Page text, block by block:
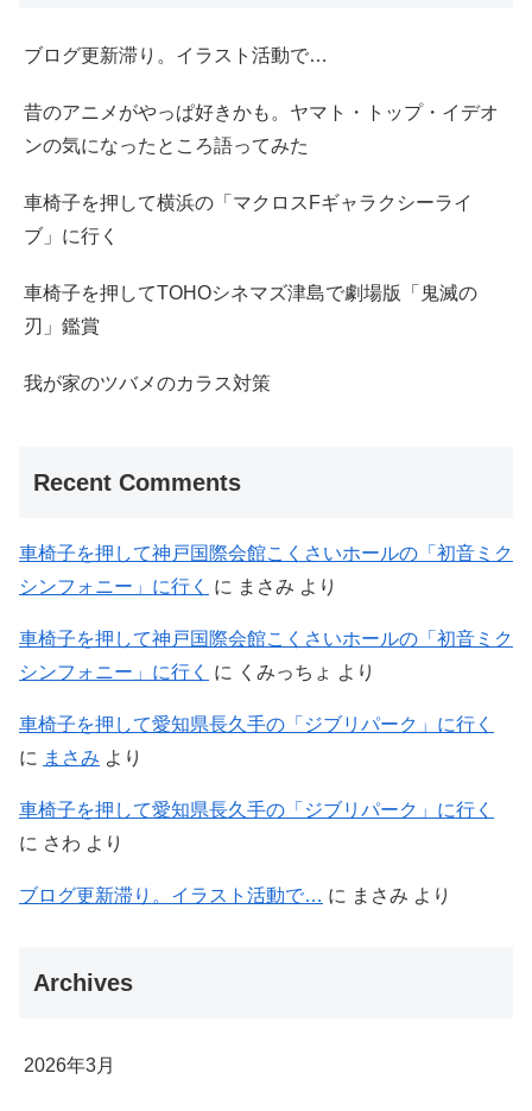
ブログ更新滞り。イラスト活動で…
昔のアニメがやっぱ好きかも。ヤマト・トップ・イデオ
ンの気になったところ語ってみた
車椅子を押して横浜の「マクロスFギャラクシーライ
ブ」に行く
車椅子を押してTOHOシネマズ津島で劇場版「鬼滅の
刃」鑑賞
我が家のツバメのカラス対策
Recent Comments
車椅子を押して神戸国際会館こくさいホールの「初音ミク
シンフォニー」に行く
に まさみ より
車椅子を押して神戸国際会館こくさいホールの「初音ミク
シンフォニー」に行く
に くみっちょ より
車椅子を押して愛知県長久手の「ジブリパーク」に行く
に まさみ より
車椅子を押して愛知県長久手の「ジブリパーク」に行く
に さわ より
ブログ更新滞り。イラスト活動で… に まさみ より
Archives
2026年3月